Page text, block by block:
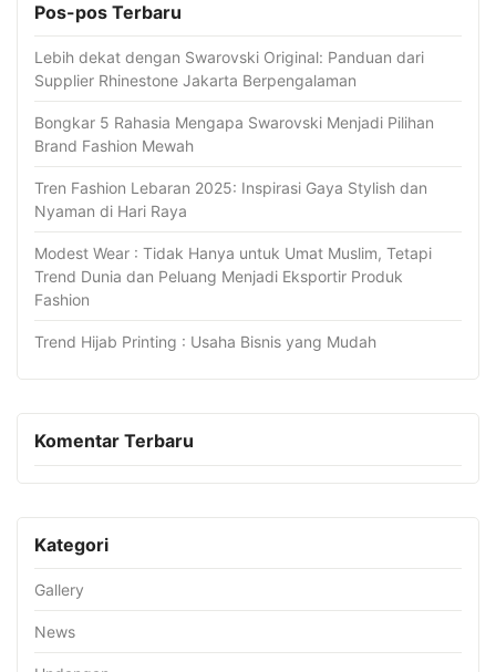
Pos-pos Terbaru
Lebih dekat dengan Swarovski Original: Panduan dari
Supplier Rhinestone Jakarta Berpengalaman
Bongkar 5 Rahasia Mengapa Swarovski Menjadi Pilihan
Brand Fashion Mewah
Tren Fashion Lebaran 2025: Inspirasi Gaya Stylish dan
Nyaman di Hari Raya
Modest Wear : Tidak Hanya untuk Umat Muslim, Tetapi
Trend Dunia dan Peluang Menjadi Eksportir Produk
Fashion
Trend Hijab Printing : Usaha Bisnis yang Mudah
Komentar Terbaru
Kategori
Gallery
News